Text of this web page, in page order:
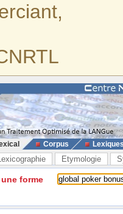
Corpus
Etymologie
une forme